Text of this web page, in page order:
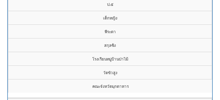
ป.๕
เด็กหญิง
พีระดา
สกุลซ้ง
โรงเรียนหมู่บ้านป่าไม้
วัดขัวสูง
คณะจังหวัดมุกดาหาร